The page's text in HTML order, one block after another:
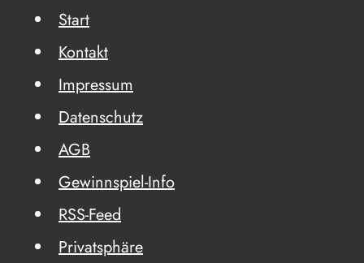
Start
Kontakt
Impressum
Datenschutz
AGB
Gewinnspiel-Info
RSS-Feed
Privatsphäre